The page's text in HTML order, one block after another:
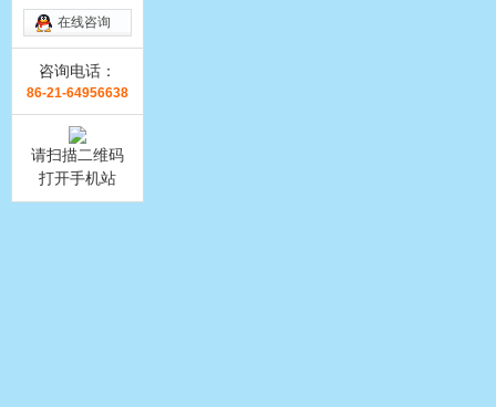
在线咨询
咨询电话：
86-21-64956638
请扫描二维码
打开手机站